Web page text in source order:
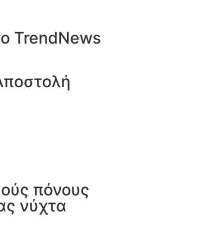
TrendNews
πόνους
νύχτα